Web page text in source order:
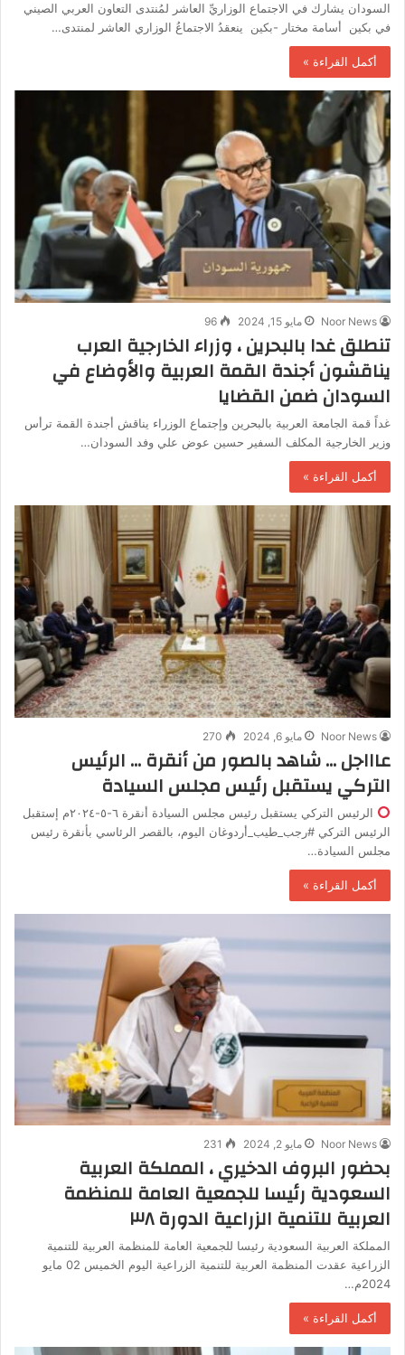
السودان يشارك في الاجتماع الوزاريِّ العاشر لمُنتدى التعاون العربي الصيني
في بكين أسامة مختار -بكين ينعقدُ الاجتماعُ الوزاري العاشر لمنتدى…
أكمل القراءة »
Noor News مايو 15, 2024 96
تنطلق غدا بالبحرين ، وزراء الخارجية العرب
يناقشون أجندة القمة العربية والأوضاع في
السودان ضمن القضايا
غداً قمة الجامعة العربية بالبحرين وإجتماع الوزراء يناقش أجندة القمة ترأس
وزير الخارجية المكلف السفير حسين عوض علي وفد السودان…
أكمل القراءة »
Noor News مايو 6, 2024 270
عاااجل … شاهد بالصور من أنقرة … الرئيس
التركي يستقبل رئيس مجلس السيادة
الرئيس التركي يستقبل رئيس مجلس السيادة أنقرة ٦-٥-٢٠٢٤م إستقبل
الرئيس التركي #رجب_طيب_أردوغان اليوم، بالقصر الرئاسي بأنقرة رئيس
مجلس السيادة…
أكمل القراءة »
Noor News مايو 2, 2024 231
بحضور البروف الدخيري ، المملكة العربية
السعودية رئيسا للجمعية العامة للمنظمة
العربية للتنمية الزراعية الدورة ٣٨
المملكة العربية السعودية رئيسا للجمعية العامة للمنظمة العربية للتنمية
الزراعية عقدت المنظمة العربية للتنمية الزراعية اليوم الخميس 02 مايو
2024م…
أكمل القراءة »